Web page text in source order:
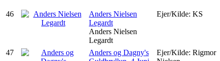
46
Anders Nielsen
Legardt
Anders Nielsen
Legardt
Ejer/Kilde: KS
47
Anders og Dagny's
Ejer/Kilde: Rigmor